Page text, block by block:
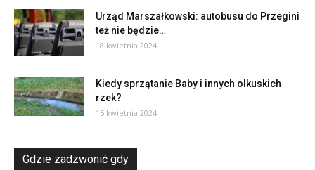
Urząd Marszałkowski: autobusu do Przegini
też nie będzie…
18 kwietnia 2024
Kiedy sprzątanie Baby i innych olkuskich
rzek?
15 kwietnia 2024
Gdzie zadzwonić gdy